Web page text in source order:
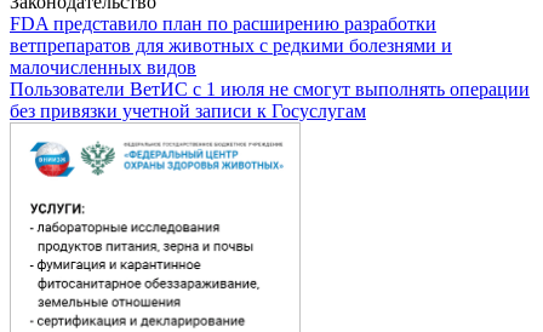
FDA представило план по расширению разработки
ветпрепаратов для животных с редкими болезнями и
малочисленных видов
Пользователи ВетИС с 1 июля не смогут выполнять операции
без привязки учетной записи к Госуслугам